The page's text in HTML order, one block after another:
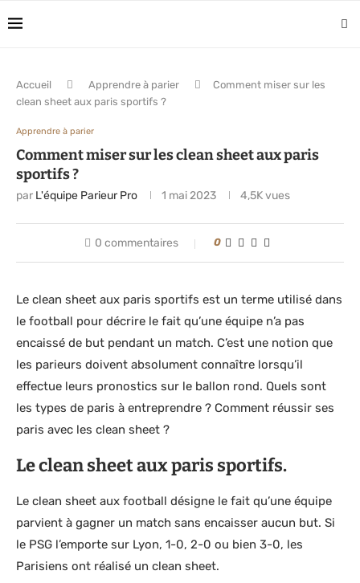
Accueil Apprendre à parier
Comment miser sur les
clean sheet aux paris sportifs ?
Apprendre à parier
Comment miser sur les clean sheet aux paris
sportifs ?
par L'équipe Parieur Pro 1 mai 2023 4,5Kvues
0 commentaires 0
Le clean sheet aux paris sportifs est un terme utilisé dans
le football pour décrire le fait qu’une équipe n’a pas
encaissé de but pendant un match. C’est une notion que
les parieurs doivent absolument connaître lorsqu’il
effectue leurs pronostics sur le ballon rond. Quels sont
les types de paris à entreprendre ? Comment réussir ses
paris avec les clean sheet ?
Le clean sheet aux paris sportifs.
Le clean sheet aux football désigne le fait qu’une équipe
parvient à gagner un match sans encaisser aucun but. Si
le PSG l’emporte sur Lyon, 1-0, 2-0 ou bien 3-0, les
Parisiens ont réalisé un clean sheet.